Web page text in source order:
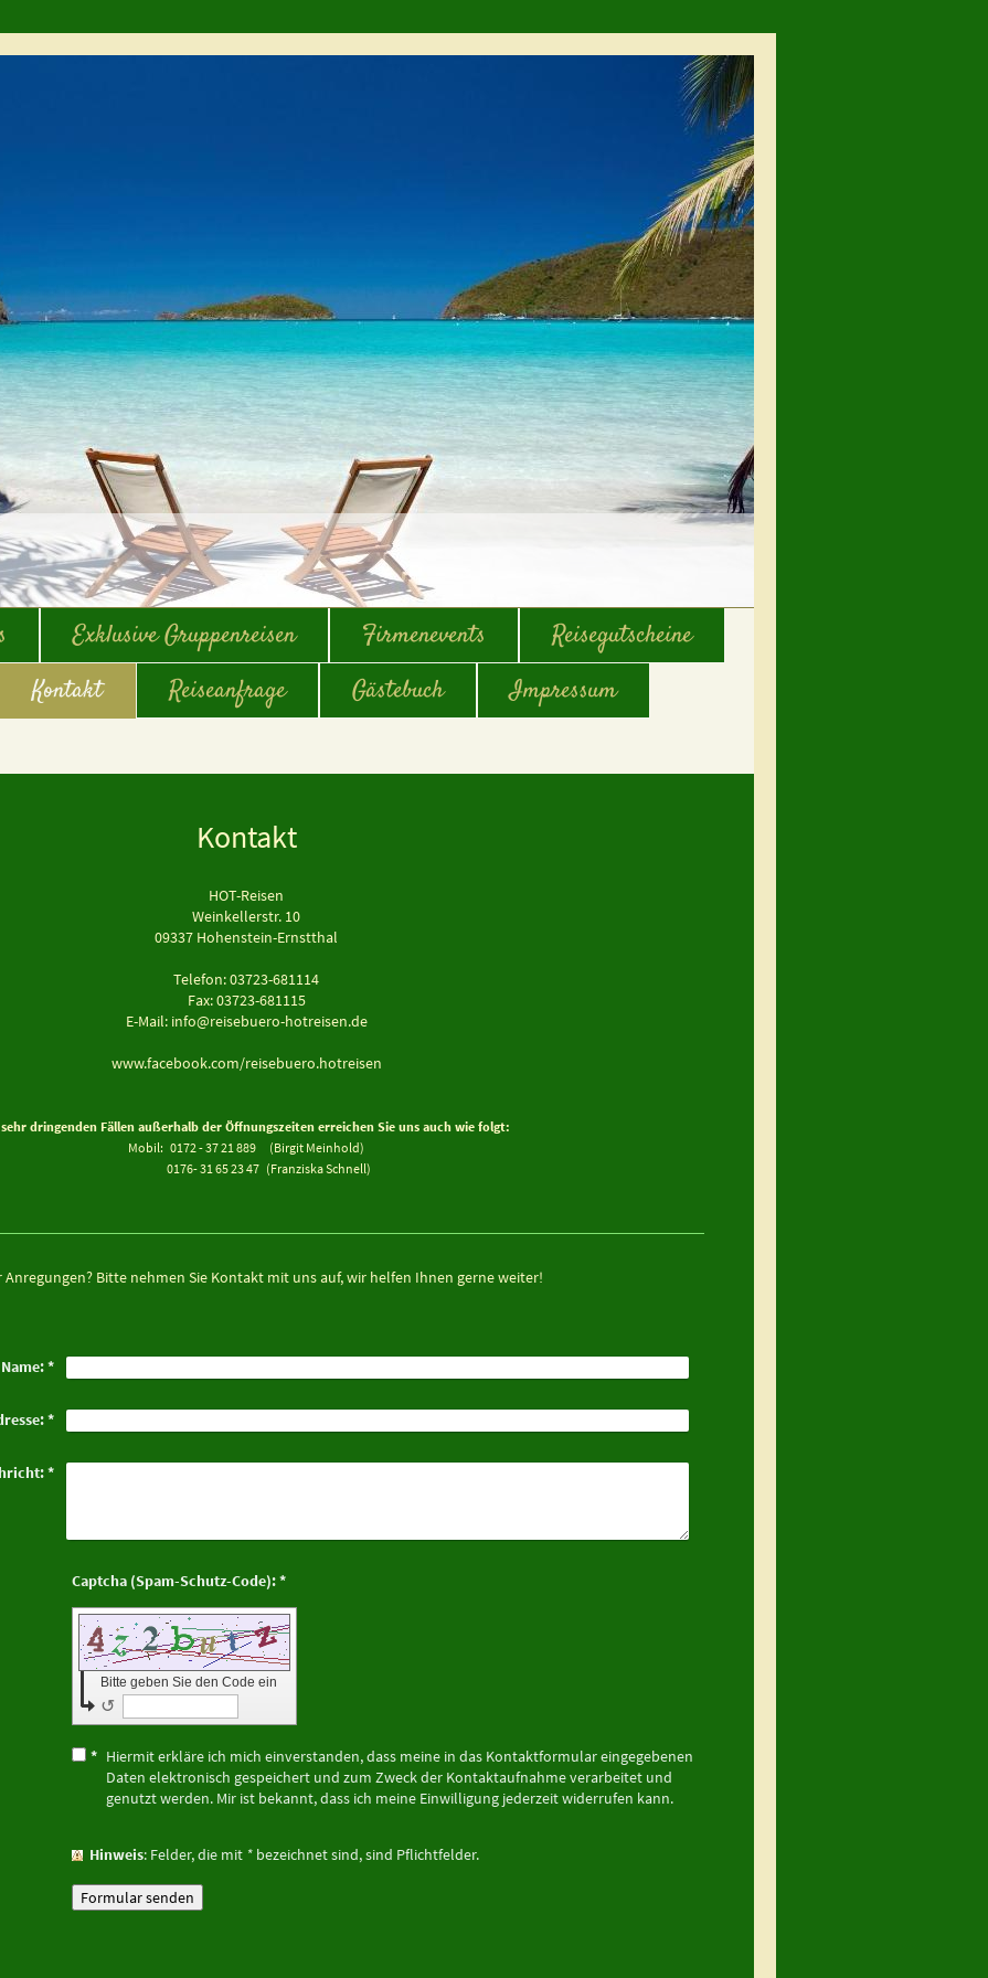
Exklusive Gruppenreisen Firmenevents
Reisegutscheine
Kontakt Reiseanfrage Gästebuch
Impressum
Kontakt
HOT-Reisen
Weinkellerstr. 10
09337 Hohenstein-Ernstthal
Telefon: 03723-681114
Fax: 03723-681115
E-Mail: info@reisebuero-hotreisen.de
www.facebook.com/reisebuero.hotreisen
dringenden Fällen außerhalb der Öffnungszeiten erreichen Sie uns auch wie folgt:
Mobil: 0172 - 37 21 889 (Birgit Meinhold)
0176- 31 65 23 47 (Franziska Schnell)
Anregungen? Bitte nehmen Sie Kontakt mit uns auf, wir helfen Ihnen gerne weiter!
Name:*
*
*
Captcha (Spam-Schutz-Code): *
Bitte geben Sie den Code ein
↺
* Hiermit erkläre ich mich einverstanden, dass meine in das Kontaktformular eingegebenen
Daten elektronisch gespeichert und zum Zweck der Kontaktaufnahme verarbeitet und
genutzt werden. Mir ist bekannt, dass ich meine Einwilligung jederzeit widerrufen kann.
Hinweis : Felder, die mit * bezeichnet sind, sind Pflichtfelder.